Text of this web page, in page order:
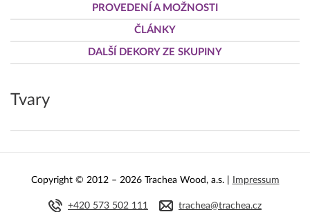
PROVEDENÍ A MOŽNOSTI
ČLÁNKY
DALŠÍ DEKORY ZE SKUPINY
Tvary
Copyright © 2012 – 2026 Trachea Wood, a.s. | Impressum
+420 573 502 111
trachea@trachea.cz